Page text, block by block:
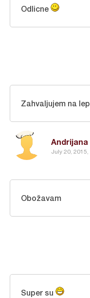
Odlicne
Andrijana
July 20, 2015,
Zahvaljujem na
Obožavam
Super su